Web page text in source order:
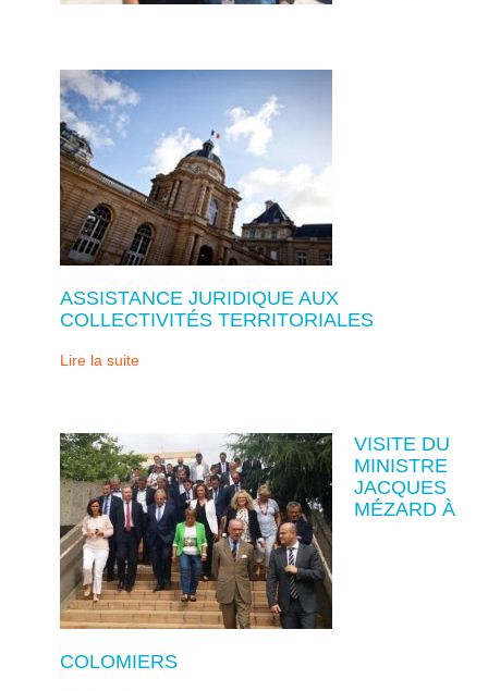
ASSISTANCE JURIDIQUE AUX
COLLECTIVITÉS TERRITORIALES
Lire la suite
VISITE DU
MINISTRE
JACQUES
MÉZARD À
COLOMIERS